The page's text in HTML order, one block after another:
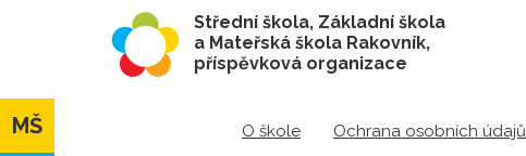
Střední škola, Základní škola
a Mateřská škola Rakovník,
příspěvková organizace
O škole Ochrana osobních údajů
MŠ